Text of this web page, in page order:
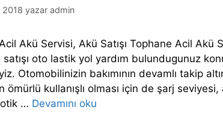
2018 yazar admin
Akü Servisi, Akü Satışı Tophane Acil
oto lastik yol yardım bulundugunuz
Otomobilinizin bakımının devamlı takip
ömürlü kullanışlı olması için de şarj
… Devamını oku